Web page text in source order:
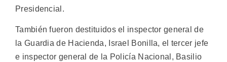
Presidencial.
También fueron destituidos el inspector general de
la Guardia de Hacienda, Israel Bonilla, el tercer jefe
e inspector general de la Policía Nacional, Basilio